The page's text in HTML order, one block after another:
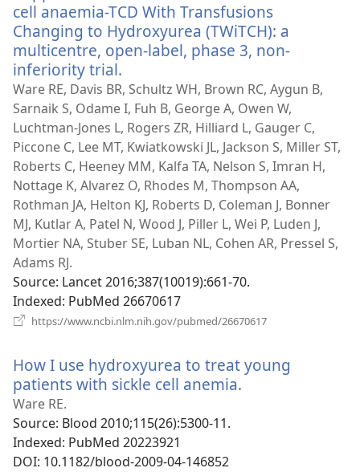
cell anaemia-TCD With Transfusions
Changing to Hydroxyurea (TWiTCH): a
multicentre, open-label, phase 3, non-
inferiority trial.
у
новому
вікні)
Ware RE, Davis BR, Schultz WH, Brown RC, Aygun B,
Sarnaik S, Odame I, Fuh B, George A, Owen W,
Luchtman-Jones L, Rogers ZR, Hilliard L, Gauger C,
Piccone C, Lee MT, Kwiatkowski JL, Jackson S, Miller ST,
Roberts C, Heeney MM, Kalfa TA, Nelson S, Imran H,
Nottage K, Alvarez O, Rhodes M, Thompson AA,
Rothman JA, Helton KJ, Roberts D, Coleman J, Bonner
MJ, Kutlar A, Patel N, Wood J, Piller L, Wei P, Luden J,
Mortier NA, Stuber SE, Luban NL, Cohen AR, Pressel S,
Adams RJ.
Source‎: Lancet 2016;387(10019):661-70.
Indexed‎: PubMed 26670617
https://www.ncbi.nlm.nih.gov/pubmed/26670617
вікні)
How I use hydroxyurea to treat young
patients with sickle cell anemia.
Ware RE.
Source‎: Blood 2010;115(26):5300-11.
Indexed‎: PubMed 20223921
DOI‎: 10.1182/blood-2009-04-146852